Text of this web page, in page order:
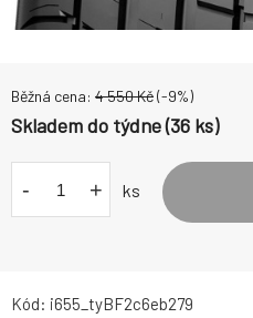
Běžná cena: 4 550Kč(-9%)
Skladem do týdne (36 ks)
- + ks
Kód: i655_tyBF2c6eb279